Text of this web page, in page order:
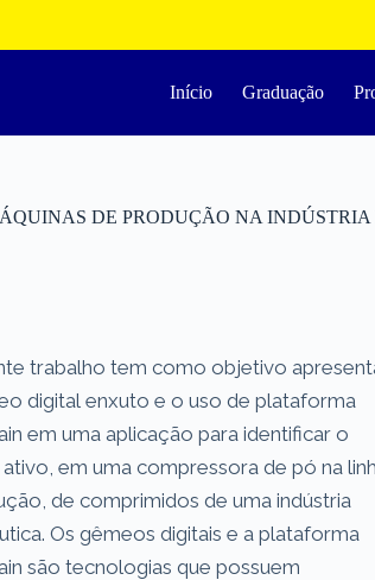
Início Graduação
DE PRODUÇÃO NA
trabalho tem como objetivo
digital enxuto e o uso de plataforma
em uma aplicação para identificar o
em uma compressora de pó na
de comprimidos de uma indústria
Os gêmeos digitais e a plataforma
são tecnologias que possuem